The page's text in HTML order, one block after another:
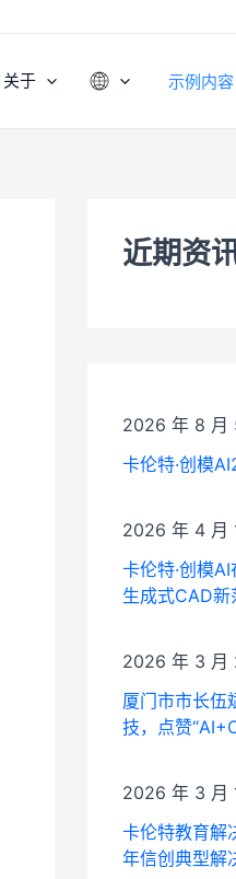
关于 示例内容
近期资
卡伦特·创模
2026 年 8 月
卡伦特·创模
生成式CAD新
2026 年 4 月
厦门市市长伍
技，点赞
2026 年 3 月
卡伦特教育解
年信创典型解
2026 年 3 月